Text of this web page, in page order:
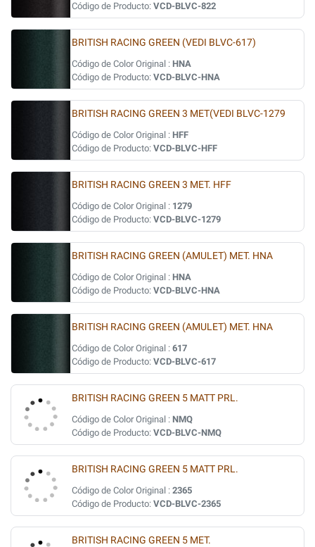
Código de Producto: VCD-BLVC-822
BRITISH RACING GREEN (VEDI BLVC-617)
Código de Color Original : HNA
Código de Producto: VCD-BLVC-HNA
BRITISH RACING GREEN 3 MET(VEDI BLVC-1279
Código de Color Original : HFF
Código de Producto: VCD-BLVC-HFF
BRITISH RACING GREEN 3 MET. HFF
Código de Color Original : 1279
Código de Producto: VCD-BLVC-1279
BRITISH RACING GREEN (AMULET) MET. HNA
Código de Color Original : HNA
Código de Producto: VCD-BLVC-HNA
BRITISH RACING GREEN (AMULET) MET. HNA
Código de Color Original : 617
Código de Producto: VCD-BLVC-617
BRITISH RACING GREEN 5 MATT PRL.
Código de Color Original : NMQ
Código de Producto: VCD-BLVC-NMQ
BRITISH RACING GREEN 5 MATT PRL.
Código de Color Original : 2365
Código de Producto: VCD-BLVC-2365
BRITISH RACING GREEN 5 MET.